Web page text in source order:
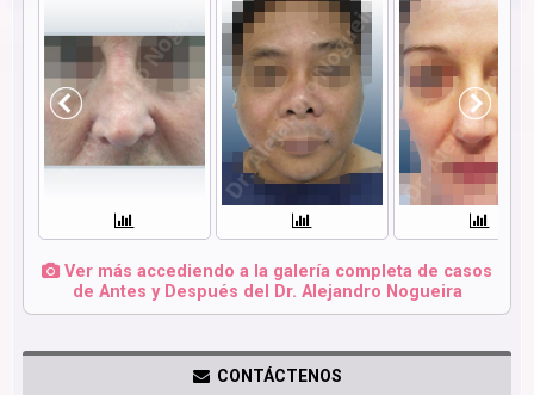
Ver más accediendo a la galería completa de casos
de Antes y Después del Dr. Alejandro Nogueira
CONTÁCTENOS